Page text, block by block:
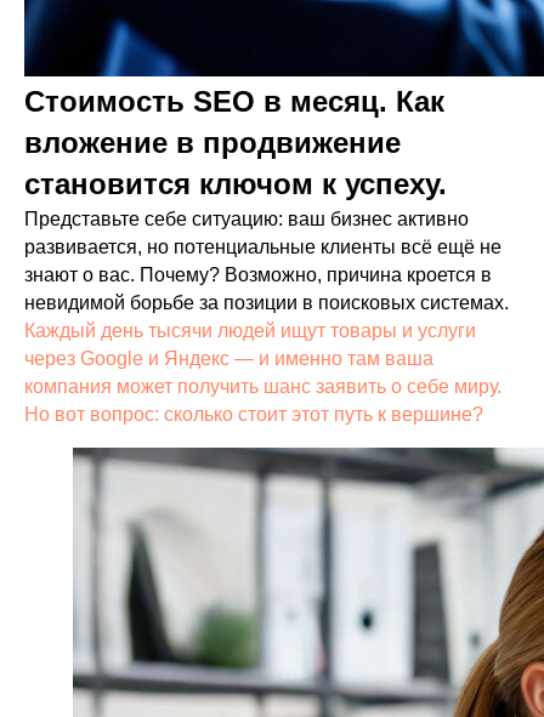
Стоимость SEO в месяц. Как
вложение в продвижение
становится ключом к успеху.
Представьте себе ситуацию: ваш бизнес активно
развивается, но потенциальные клиенты всё ещё не
знают о вас. Почему? Возможно, причина кроется в
невидимой борьбе за позиции в поисковых системах.
Каждый день тысячи людей ищут товары и услуги
через Google и Яндекс — и именно там ваша
компания может получить шанс заявить о себе миру.
Но вот вопрос: сколько стоит этот путь к вершине?